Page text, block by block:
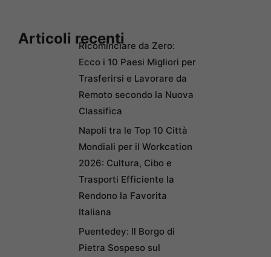
Articoli recentiRicominciare da Zero:
Ecco i 10 Paesi Migliori per
Trasferirsi e Lavorare da
Remoto secondo la Nuova
Classifica
Napoli tra le Top 10 Città
Mondiali per il Workcation
2026: Cultura, Cibo e
Trasporti Efficiente la
Rendono la Favorita
Italiana
Puentedey: Il Borgo di
Pietra Sospeso sul